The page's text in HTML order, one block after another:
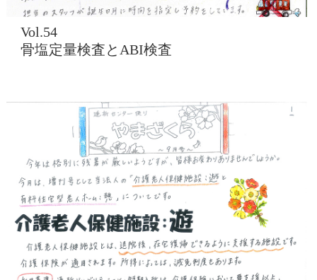
Vol.54
骨塩定量検査とABI検査